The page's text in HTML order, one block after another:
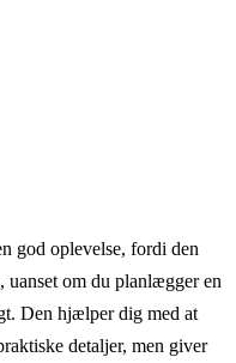
god oplevelse, fordi den
om du planlægger en
Den hjælper dig med at
detaljer, men giver